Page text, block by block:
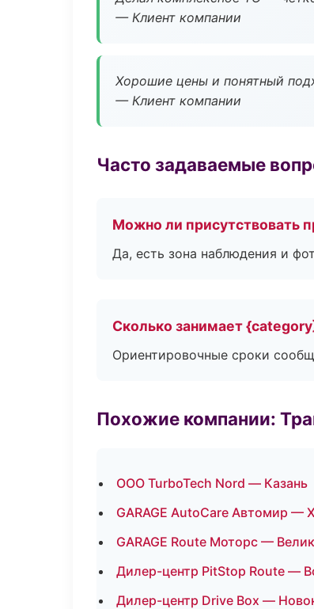
— Клиент компании
Хорошие цены и понятный
— Клиент компании
Часто задаваемые
Можно ли присутствовать
Да, есть зона наблюдения и
Сколько занимает
Ориентировочные сроки
Похожие компании:
ООО TurboTech Nord — Казань
GARAGE AutoCare Автомир —
GARAGE Route Моторс —
Дилер-центр PitStop Route —
Дилер-центр Drive Box —